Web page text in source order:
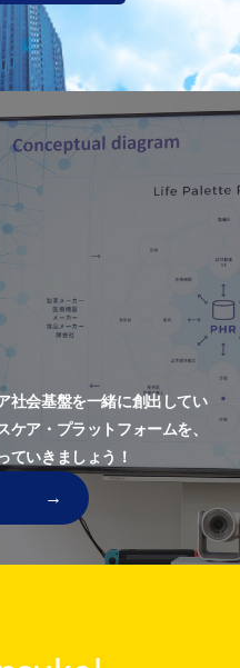
社会基盤を一緒に創出してい
ケア・プラットフォームを、
ていきましょう！